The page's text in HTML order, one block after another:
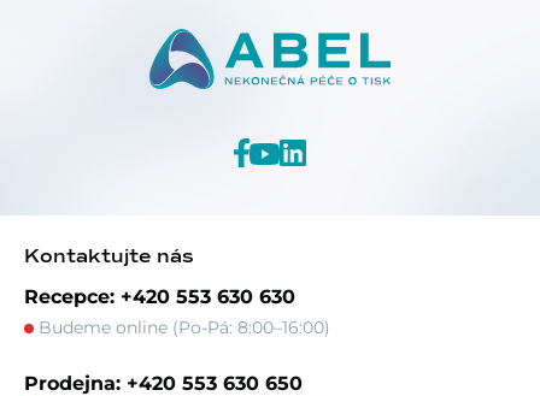
Kontaktujte nás
Recepce: +420 553 630 630
Budeme online (Po-Pá: 8:00–16:00)
Prodejna: +420 553 630 650